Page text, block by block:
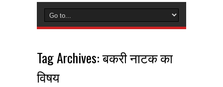
Tag Archives:बकरी नाटक का
विषय